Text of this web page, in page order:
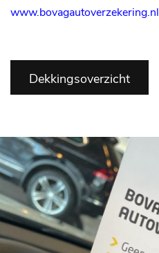
www.bovagautoverzekering.nl
Dekkingsoverzicht